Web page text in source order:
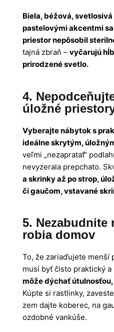
Biela, béžová,
pastelovými akcentmi
priestor nepôsobil
tajná zbraň – vyčarujú
prirodzené svetlo.
4.
úložné
Vyberajte nábytok s
ideálne skrytým,
veľmi „nezapratať“
nevyzerala prepchato.
a skrinky až po strop,
či gaučom, vstavané
5. Nezabudnite
robia domov
To, že zariaďujete menší
musí byť čisto praktický a
môže dýchať
Kúpte si rastlinky,
zem dajte koberec, na
ozdobné vankúše.